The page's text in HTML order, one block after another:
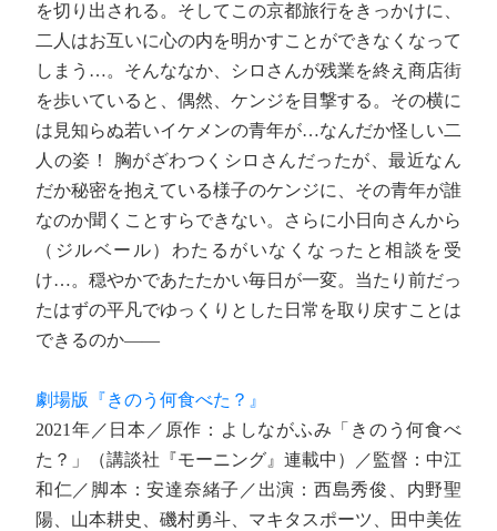
を切り出される。そしてこの京都旅行をきっかけに、
二人はお互いに心の内を明かすことができなくなって
しまう…。そんななか、シロさんが残業を終え商店街
を歩いていると、偶然、ケンジを目撃する。その横に
は見知らぬ若いイケメンの青年が…なんだか怪しい二
人の姿！ 胸がざわつくシロさんだったが、最近なん
だか秘密を抱えている様子のケンジに、その青年が誰
なのか聞くことすらできない。さらに小日向さんから
（ジルベール）わたるがいなくなったと相談を受
け…。穏やかであたたかい毎日が一変。当たり前だっ
たはずの平凡でゆっくりとした日常を取り戻すことは
できるのか――
劇場版『きのう何食べた？』
2021年／日本／原作：よしながふみ「きのう何食べ
た？」（講談社『モーニング』連載中）／監督：中江
和仁／脚本：安達奈緒子／出演：西島秀俊、内野聖
陽、山本耕史、磯村勇斗、マキタスポーツ、田中美佐